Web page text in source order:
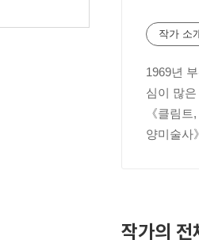
작가 소
1969년
심이 많
《클림
양미술사
작가의 전